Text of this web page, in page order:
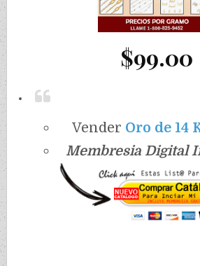
$99.00
Vender Oro de 14
Membresia Digital